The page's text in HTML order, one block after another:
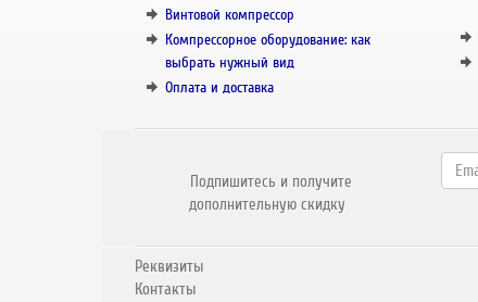
Винтовой компрессор
Компрессорное оборудование: как
выбрать нужный вид
Оплата и доставка
Подпишитесь и получите
дополнительную скидку
Реквизиты
Контакты